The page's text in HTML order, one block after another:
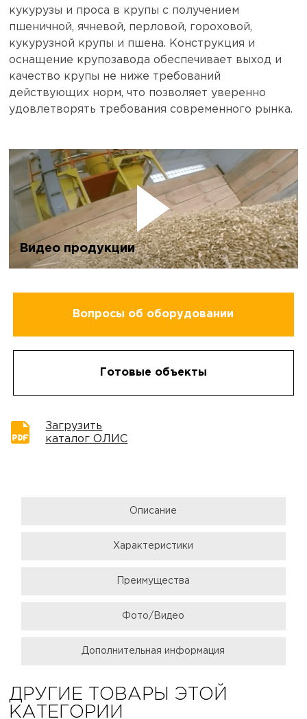
кукурузы и проса в крупы с получением
пшеничной, ячневой, перловой, гороховой,
кукурузной крупы и пшена. Конструкция и
оснащение крупозавода обеспечивает выход и
качество крупы не ниже требований
действующих норм, что позволяет уверенно
удовлетворять требования современного рынка.
Видео продукции
Вопросы об оборудовании
Готовые объекты
Загрузить
каталог ОЛИС
Описание
Характеристики
Преимущества
Фото/Видео
Дополнительная информация
ДРУГИЕ ТОВАРЫ ЭТОЙ
КАТЕГОРИИ